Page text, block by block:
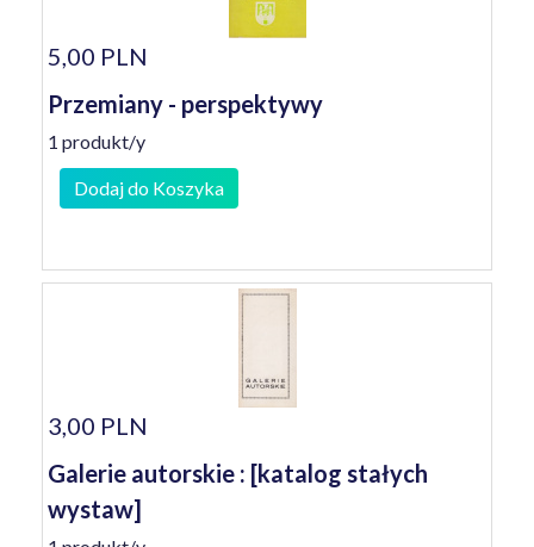
5,00 PLN
Przemiany - perspektywy
1 produkt/y
Dodaj do Koszyka
3,00 PLN
Galerie autorskie : [katalog stałych
wystaw]